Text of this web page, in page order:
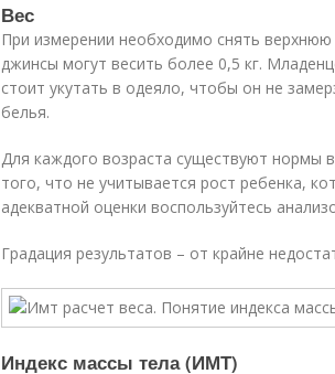
Вес
При измерении необходимо снять
джинсы могут весить более 0,5 кг.
стоит укутать в одеяло, чтобы он не
белья.
Для каждого возраста существуют нормы
того, что не учитывается рост ребенка,
адекватной оценки воспользуйтесь
Градация результатов – от крайне
Индекс массы тела (ИМТ)